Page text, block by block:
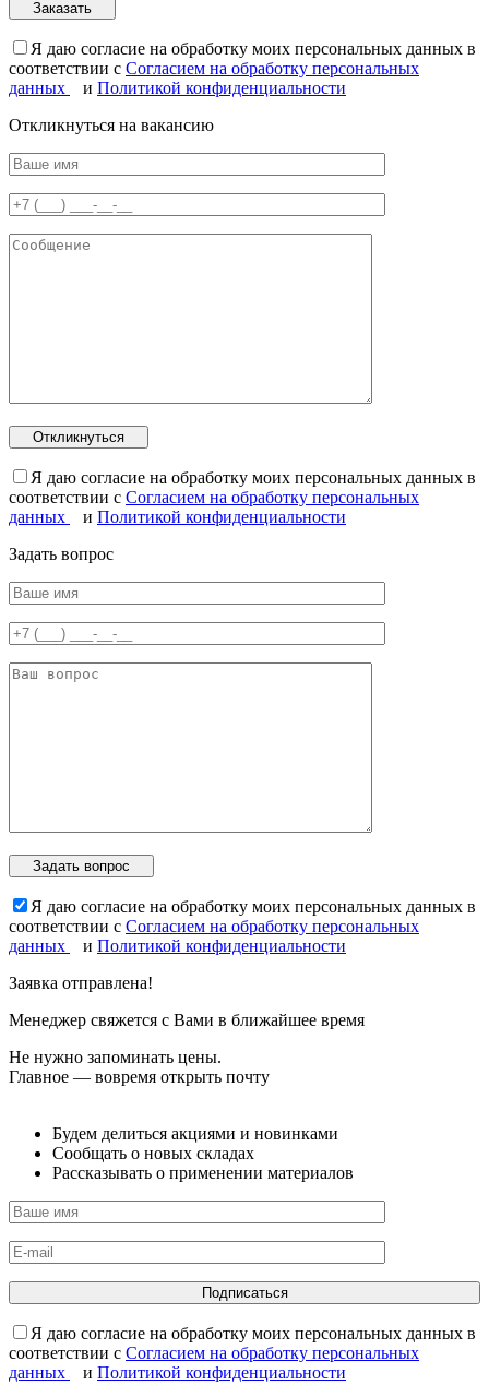
Я даю согласие на обработку моих персональных данных в
соответствии с Согласием на обработку персональных
данных
и Политикой конфиденциальности
Откликнуться на вакансию
Я даю согласие на обработку моих персональных данных в
соответствии с Согласием на обработку персональных
данных
и Политикой конфиденциальности
Задать вопрос
Я даю согласие на обработку моих персональных данных в
соответствии с Согласием на обработку персональных
данных
и Политикой конфиденциальности
Заявка отправлена!
Менеджер свяжется с Вами в ближайшее время
Не нужно запоминать цены.
Главное — вовремя открыть почту
Будем делиться акциями и новинками
Сообщать о новых складах
Рассказывать о применении материалов
Я даю согласие на обработку моих персональных данных в
соответствии с Согласием на обработку персональных
данных
и Политикой конфиденциальности